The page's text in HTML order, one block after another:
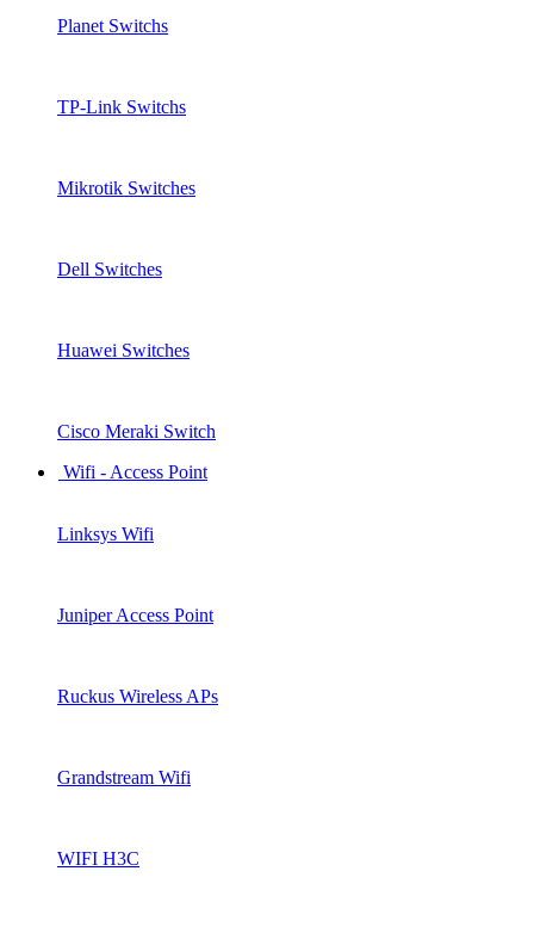
Planet Switchs
TP-Link Switchs
Mikrotik Switches
Dell Switches
Huawei Switches
Cisco Meraki Switch
Wifi - Access Point
Linksys Wifi
Juniper Access Point
Ruckus Wireless APs
Grandstream Wifi
WIFI H3C